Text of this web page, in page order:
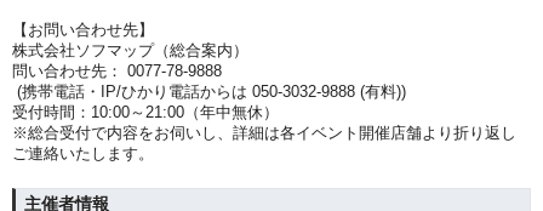
【お問い合わせ先】
株式会社ソフマップ（総合案内）
問い合わせ先： 0077-78-9888
(携帯電話・IP/ひかり電話からは 050-3032-9888 (有料))
受付時間：10:00～21:00（年中無休）
※総合受付で内容をお伺いし、詳細は各イベント開催店舗より折り返し
ご連絡いたします。
主催者情報